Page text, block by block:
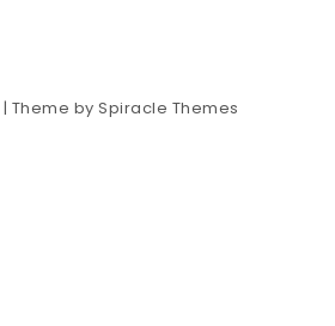
| Theme bySpiracle Themes